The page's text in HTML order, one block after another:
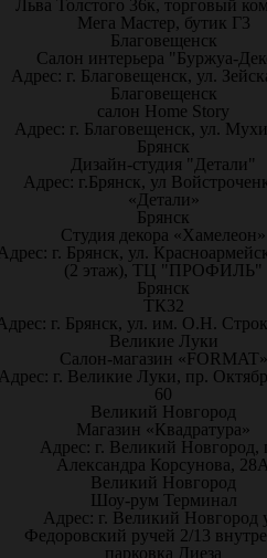
Льва Толстого 36к, торговый
Мега Мастер, бутик Г3
Благовещенск
Салон интерьера "Буржуа-
Адрес: г. Благовещенск, ул.
Благовещенск
салон Home Story
Адрес: г. Благовещенск, ул.
Брянск
Дизайн-студия "Детали"
Адрес: г.Брянск, ул
«Детали»
Брянск
Студия декора «Хамелеон»
г. Брянск, ул.
(2 этаж), ТЦ "ПРОФИЛЬ"
Брянск
ТК32
г. Брянск, ул. им. О.Н.
Великие Луки
Салон-магазин «FORMAT»
г. Великие Луки, пр.
60
Великий Новгород
Магазин «Квадратура»
Адрес: г. Великий Новгород,
Александра Корсунова, 28А
Великий Новгород
Шоу-рум Терминал
Адрес: г. Великий Новгород
Федоровский ручей 2/13
парковка Диеза